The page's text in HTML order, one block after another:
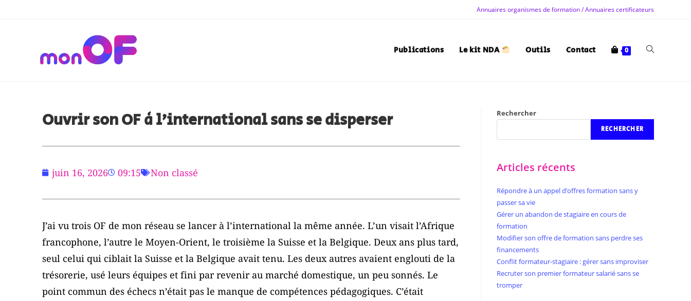
Annuaires organismes de formation / Annuaires certificateurs
Publications Le kit NDA Outils Contact 0
Ouvrir son OF à l’international sans se disperser
juin 16, 2026 09:15 Non classé
J’ai vu trois OF de mon réseau se lancer à l’international la même année. L’un visait l’Afrique
francophone, l’autre le Moyen-Orient, le troisième la Suisse et la Belgique. Deux ans plus tard,
seul celui qui ciblait la Suisse et la Belgique avait tenu. Les deux autres avaient englouti de la
trésorerie, usé leurs équipes et fini par revenir au marché domestique, un peu sonnés. Le
point commun des échecs n’était pas le manque de compétences pédagogiques. C’était
Rechercher
RECHERCHER
Articles récents
Répondre à un appel d’offres formation sans y
passer sa vie
Gérer un abandon de stagiaire en cours de
formation
Modifier son offre de formation sans perdre ses
financements
Conflit formateur-stagiaire : gérer sans improviser
Recruter son premier formateur salarié sans se
tromper